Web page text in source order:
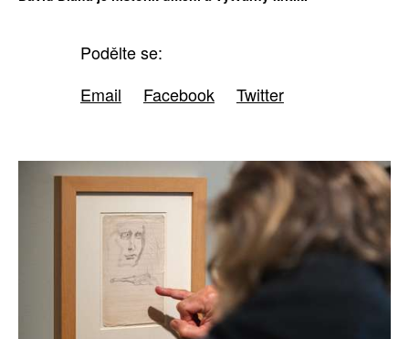
Podělte se:
Email
Facebook Twitter